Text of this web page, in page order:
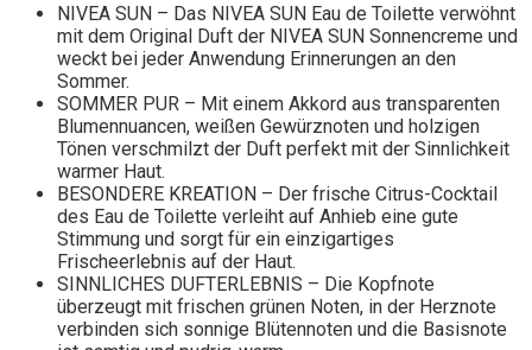
NIVEA SUN – Das NIVEA SUN Eau de Toilette verwöhnt
mit dem Original Duft der NIVEA SUN Sonnencreme und
weckt bei jeder Anwendung Erinnerungen an den
Sommer.
SOMMER PUR – Mit einem Akkord aus transparenten
Blumennuancen, weißen Gewürznoten und holzigen
Tönen verschmilzt der Duft perfekt mit der Sinnlichkeit
warmer Haut.
BESONDERE KREATION – Der frische Citrus-Cocktail
des Eau de Toilette verleiht auf Anhieb eine gute
Stimmung und sorgt für ein einzigartiges
Frischeerlebnis auf der Haut.
SINNLICHES DUFTERLEBNIS – Die Kopfnote
überzeugt mit frischen grünen Noten, in der Herznote
verbinden sich sonnige Blütennoten und die Basisnote